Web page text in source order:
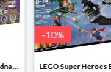
LEGO Friends Podwodna Frajda w super cenie
10%